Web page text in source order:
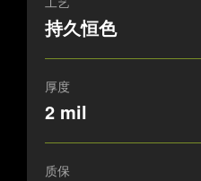
持久恒色
厚度
2 mil
质保